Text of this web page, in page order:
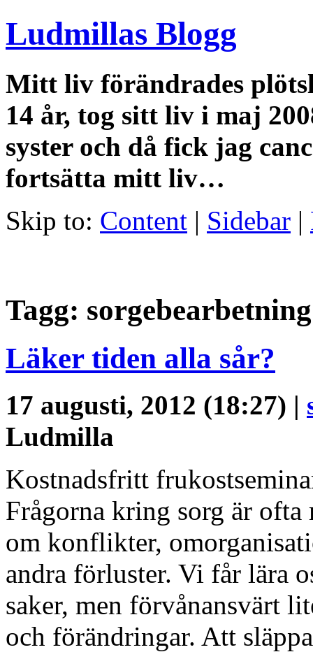
Ludmillas Blogg
Mitt liv förändrades
14 år, tog sitt liv i maj
syster och då fick jag
fortsätta mitt liv…
Skip to: Content | Sidebar |
Tagg: sorgebearbetning
Läker tiden alla sår?
17 augusti, 2012 (18:27) |
Ludmilla
Kostnadsfritt
Frågorna kring sorg är ofta
om konflikter,
andra förluster. Vi får lära
saker, men förvånansvärt
och förändringar. Att